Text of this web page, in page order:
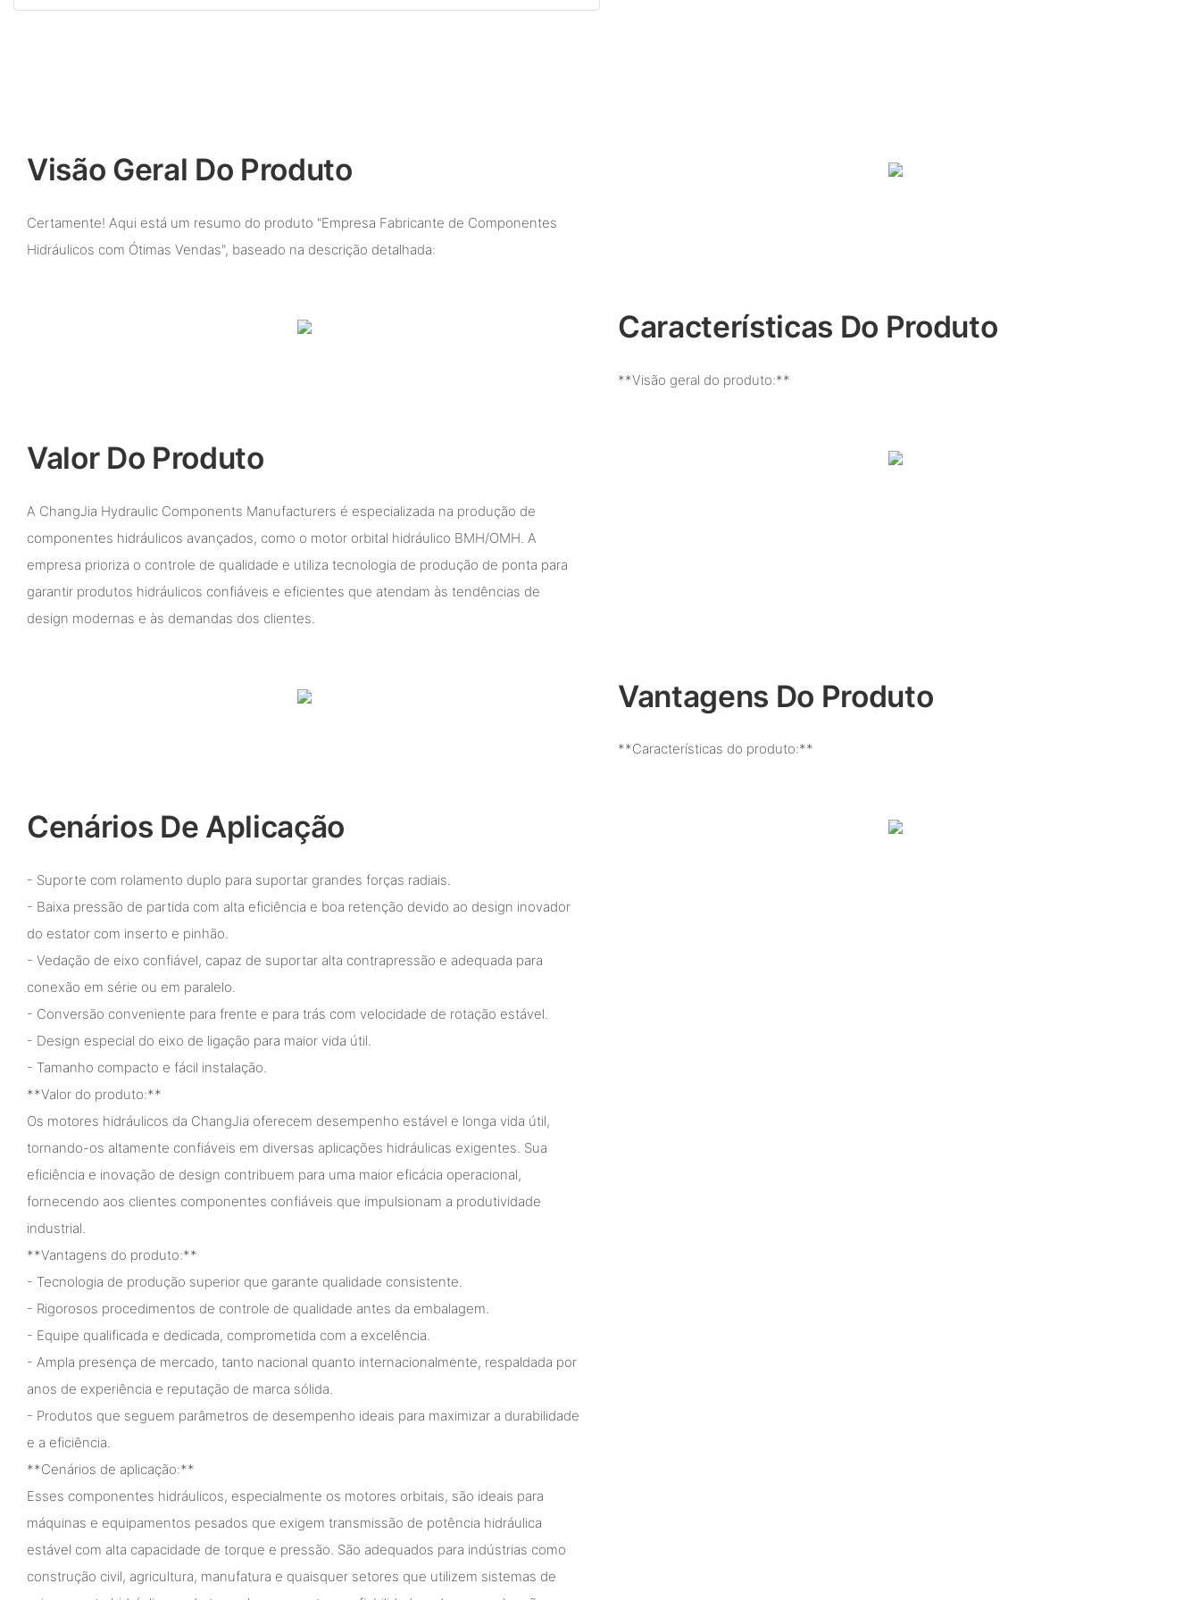
Visão Geral Do Produto
Certamente! Aqui está um resumo do produto "Empresa Fabricante de Componentes
Hidráulicos com Ótimas Vendas", baseado na descrição detalhada:
Características Do Produto
**Visão geral do produto:**
Valor Do Produto
A ChangJia Hydraulic Components Manufacturers é especializada na produção de
componentes hidráulicos avançados, como o motor orbital hidráulico BMH/OMH. A
empresa prioriza o controle de qualidade e utiliza tecnologia de produção de ponta para
garantir produtos hidráulicos confiáveis ​​e eficientes que atendam às tendências de
design modernas e às demandas dos clientes.
Vantagens Do Produto
**Características do produto:**
Cenários De Aplicação
- Suporte com rolamento duplo para suportar grandes forças radiais.
- Baixa pressão de partida com alta eficiência e boa retenção devido ao design inovador
do estator com inserto e pinhão.
- Vedação de eixo confiável, capaz de suportar alta contrapressão e adequada para
conexão em série ou em paralelo.
- Conversão conveniente para frente e para trás com velocidade de rotação estável.
- Design especial do eixo de ligação para maior vida útil.
- Tamanho compacto e fácil instalação.
**Valor do produto:**
Os motores hidráulicos da ChangJia oferecem desempenho estável e longa vida útil,
tornando-os altamente confiáveis ​​em diversas aplicações hidráulicas exigentes. Sua
eficiência e inovação de design contribuem para uma maior eficácia operacional,
fornecendo aos clientes componentes confiáveis ​​que impulsionam a produtividade
industrial.
**Vantagens do produto:**
- Tecnologia de produção superior que garante qualidade consistente.
- Rigorosos procedimentos de controle de qualidade antes da embalagem.
- Equipe qualificada e dedicada, comprometida com a excelência.
- Ampla presença de mercado, tanto nacional quanto internacionalmente, respaldada por
anos de experiência e reputação de marca sólida.
- Produtos que seguem parâmetros de desempenho ideais para maximizar a durabilidade
e a eficiência.
**Cenários de aplicação:**
Esses componentes hidráulicos, especialmente os motores orbitais, são ideais para
máquinas e equipamentos pesados ​​que exigem transmissão de potência hidráulica
estável com alta capacidade de torque e pressão. São adequados para indústrias como
construção civil, agricultura, manufatura e quaisquer setores que utilizem sistemas de